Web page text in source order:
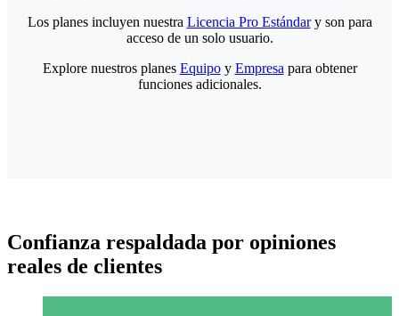
Los planes incluyen nuestra Licencia Pro Estándary son para
acceso de un solo usuario.
Explore nuestros planes Equipoy Empresa para obtener
funciones adicionales.
Confianza respaldada por opiniones
reales de clientes